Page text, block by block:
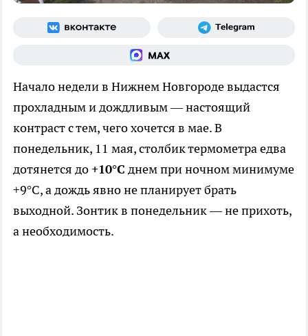
Начало недели в Нижнем Новгороде выдастся
прохладным и дождливым — настоящий
контраст с тем, чего хочется в мае. В
понедельник, 11 мая, столбик термометра едва
дотянется до +10°C днем при ночном минимуме
+9°C, а дождь явно не планирует брать
выходной. Зонтик в понедельник — не прихоть,
а необходимость.